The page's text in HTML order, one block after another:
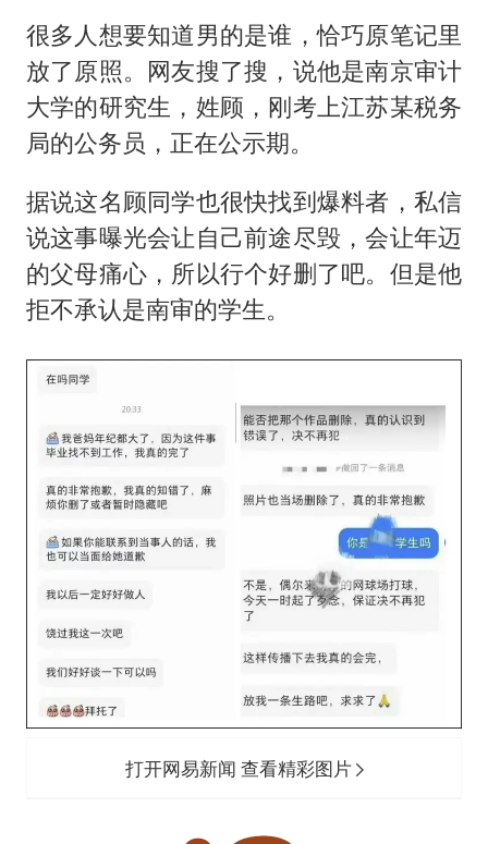
很多人想要知道男的是谁，恰巧原笔记里
放了原照。网友搜了搜，说他是南京审计
大学的研究生，姓顾，刚考上江苏某税务
局的公务员，正在公示期。
据说这名顾同学也很快找到爆料者，私信
说这事曝光会让自己前途尽毁，会让年迈
的父母痛心，所以行个好删了吧。但是他
拒不承认是南审的学生。
打开网易新闻 查看精彩图片